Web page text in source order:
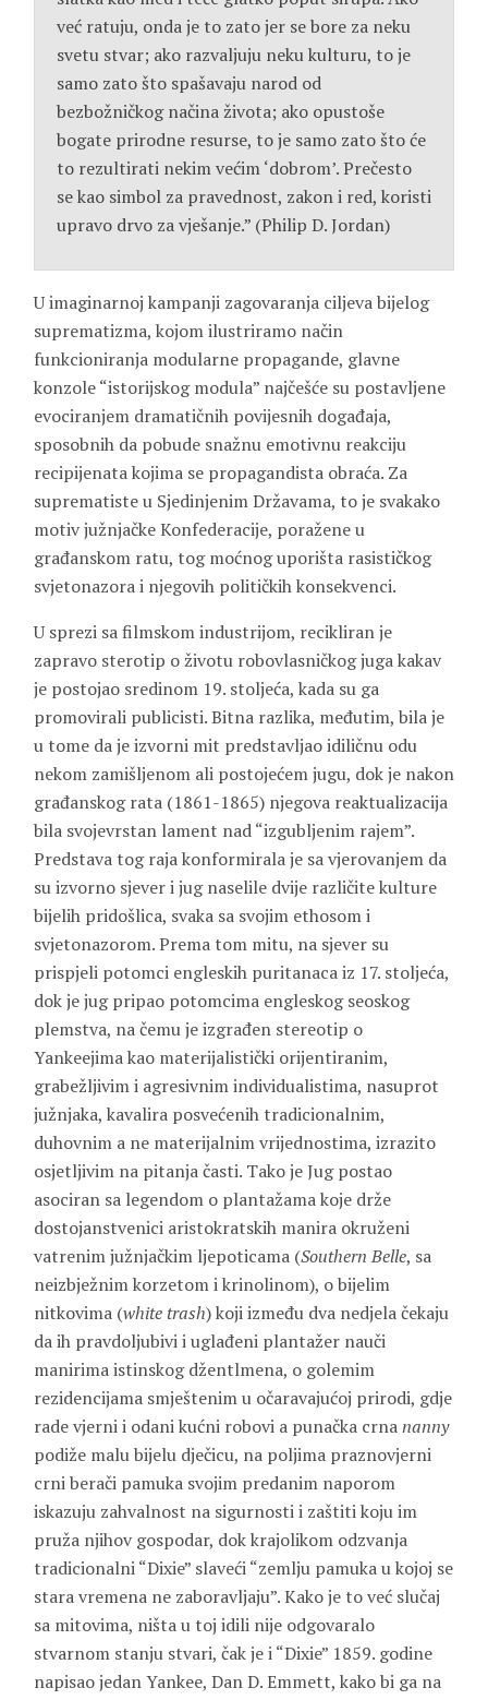
već ratuju, onda je to zato jer se bore za neku
svetu stvar; ako razvaljuju neku kulturu, to je
samo zato što spašavaju narod od
bezbožničkog načina života; ako opustoše
bogate prirodne resurse, to je samo zato što će
to rezultirati nekim većim ‘dobrom’. Prečesto
se kao simbol za pravednost, zakon i red, koristi
upravo drvo za vješanje.” (Philip D. Jordan)
U imaginarnoj kampanji zagovaranja ciljeva bijelog
suprematizma, kojom ilustriramo način
funkcioniranja modularne propagande, glavne
konzole “istorijskog modula” najčešće su postavljene
evociranjem dramatičnih povijesnih događaja,
sposobnih da pobude snažnu emotivnu reakciju
recipijenata kojima se propagandista obraća. Za
suprematiste u Sjedinjenim Državama, to je svakako
motiv južnjačke Konfederacije, poražene u
građanskom ratu, tog moćnog uporišta rasističkog
svjetonazora i njegovih političkih konsekvenci.
U sprezi sa filmskom industrijom, recikliran je
zapravo sterotip o životu robovlasničkog juga kakav
je postojao sredinom 19. stoljeća, kada su ga
promovirali publicisti. Bitna razlika, međutim, bila je
u tome da je izvorni mit predstavljao idiličnu odu
nekom zamišljenom ali postojećem jugu, dok je nakon
građanskog rata (1861-1865) njegova reaktualizacija
bila svojevrstan lament nad “izgubljenim rajem”.
Predstava tog raja konformirala je sa vjerovanjem da
su izvorno sjever i jug naselile dvije različite kulture
bijelih pridošlica, svaka sa svojim ethosom i
svjetonazorom. Prema tom mitu, na sjever su
prispjeli potomci engleskih puritanaca iz 17. stoljeća,
dok je jug pripao potomcima engleskog seoskog
plemstva, na čemu je izgrađen stereotip o
Yankeejima kao materijalistički orijentiranim,
grabežljivim i agresivnim individualistima, nasuprot
južnjaka, kavalira posvećenih tradicionalnim,
duhovnim a ne materijalnim vrijednostima, izrazito
osjetljivim na pitanja časti. Tako je Jug postao
asociran sa legendom o plantažama koje drže
dostojanstvenici aristokratskih manira okruženi
vatrenim južnjačkim ljepoticama (Southern Belle, sa
neizbježnim korzetom i krinolinom), o bijelim
nitkovima (white trash) koji između dva nedjela čekaju
da ih pravdoljubivi i uglađeni plantažer nauči
manirima istinskog džentlmena, o golemim
rezidencijama smještenim u očaravajućoj prirodi, gdje
rade vjerni i odani kućni robovi a punačka crnananny
podiže malu bijelu dječicu, na poljima praznovjerni
crni berači pamuka svojim predanim naporom
iskazuju zahvalnost na sigurnosti i zaštiti koju im
pruža njihov gospodar, dok krajolikom odzvanja
tradicionalni “Dixie” slaveći “zemlju pamuka u kojoj se
stara vremena ne zaboravljaju”. Kako je to već slučaj
sa mitovima, ništa u toj idili nije odgovaralo
stvarnom stanju stvari, čak je i “Dixie” 1859. godine
napisao jedan Yankee, Dan D. Emmett, kako bi ga na